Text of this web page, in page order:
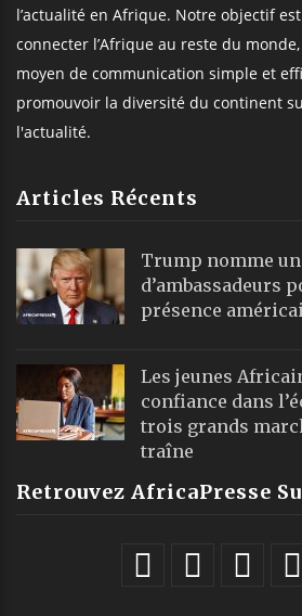
l’actualité en Afrique. Notre objectif
connecter l’Afrique au reste du
moyen de communication simple et
promouvoir la diversité du continent
l'actualité.
Articles Récents
Trump nomme
d’ambassadeurs
présence
Les jeunes
confiance dans
trois grands
traîne
Retrouvez AfricaPresse